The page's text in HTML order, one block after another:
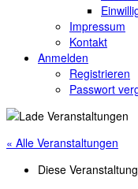
Impressum
Kontakt
Anmelden
Registrieren
Passwort
« Alle Veranstaltungen
Diese